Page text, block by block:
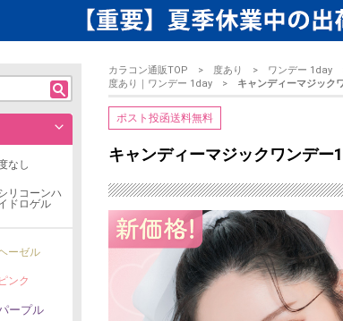
なし
リコーンハ
ドロゲル
ーゼル
ピンク
ープル
カラコン通販TOP 度あり ワンデー 1day
度あり｜ワンデー 1day
キャンディーマジック
ポスト投函送料無料
キャンディーマジックワンデー